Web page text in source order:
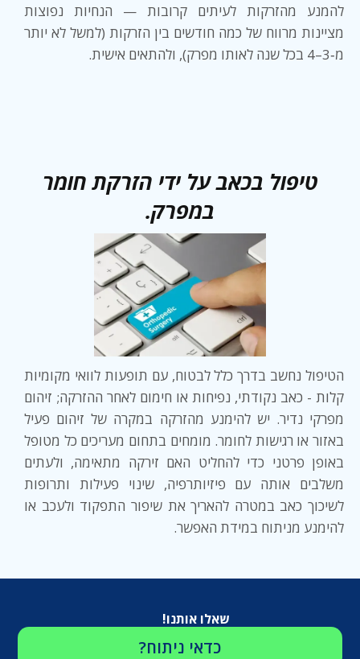
להמנע מהזרקות לעיתים קרובות — הנחיות נפוצות
מציינות מרווח של כמה חודשים בין הזרקות (למשל לא יותר
מ‑3–4 בכל שנה לאותו מפרק), ולהתאים אישית.
טיפול בכאב על ידי הזרקת חומר
במפרק.
הטיפול נחשב בדרך כלל לבטוח, עם תופעות לוואי מקומיות
קלות - כאב נקודתי, נפיחות או חימום לאחר ההזרקה; זיהום
מפרקי נדיר. יש להימנע מהזרקה במקרה של זיהום פעיל
באזור או רגישות לחומר. מומחים בתחום מעריכים כל מטופל
באופן פרטני כדי להחליט האם זירקה מתאימה, ולעתים
משלבים אותה עם פיזיותרפיה, שינוי פעילות ותרופות
לשיכוך כאב במטרה להאריך את שיפור התפקוד ולעכב או
להימנע מניתוח במידת האפשר.
שאלו אותנו!
כדאי ניתוח?